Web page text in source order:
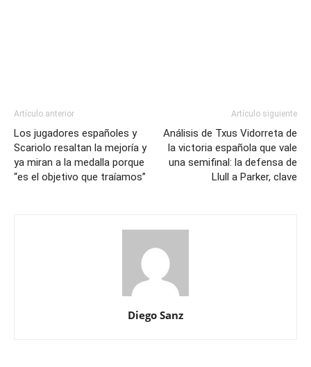
Artículo anterior
Los jugadores españoles y
Scariolo resaltan la mejoría y
ya miran a la medalla porque
“es el objetivo que traíamos”
Artículo siguiente
Análisis de Txus Vidorreta de
la victoria española que vale
una semifinal: la defensa de
Llull a Parker, clave
Diego Sanz